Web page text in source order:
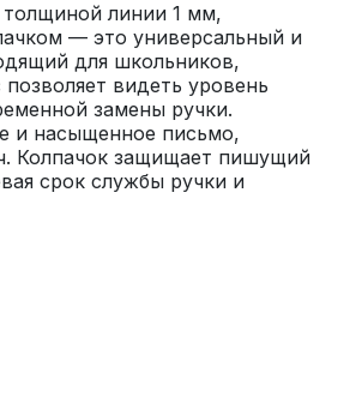
толщиной линии 1 мм,
— это универсальный и
для школьников,
видеть уровень
замены ручки.
и насыщенное письмо,
Колпачок защищает пишущий
срок службы ручки и